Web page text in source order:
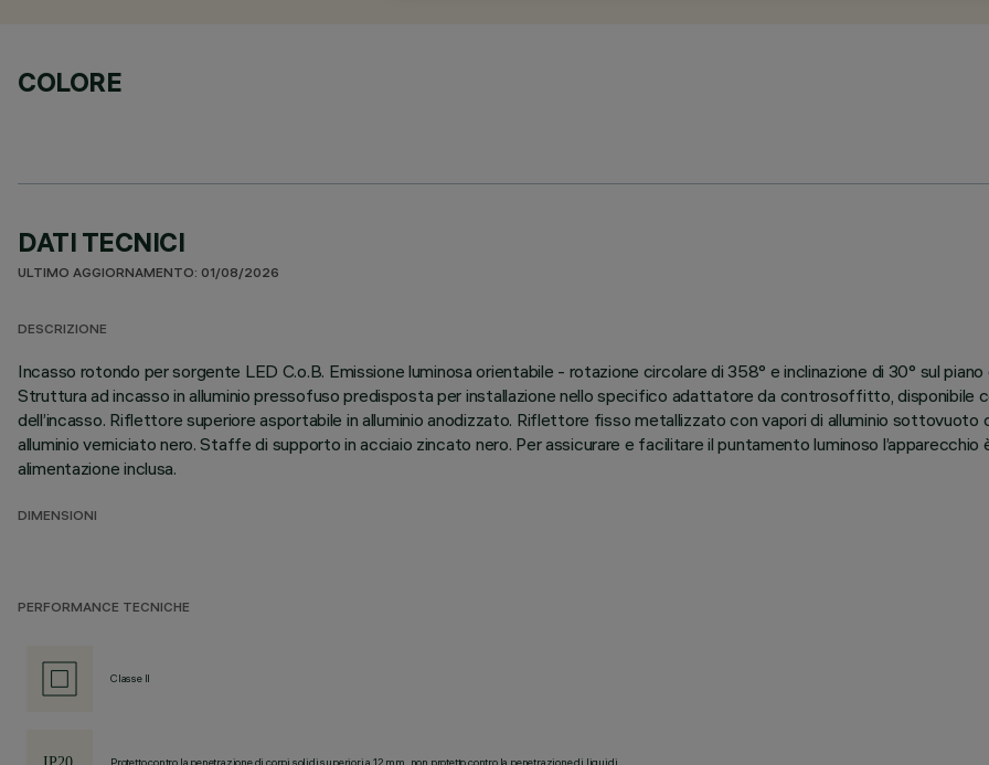
COLORE
DATI TECNICI
ULTIMO AGGIORNAMENTO: 01/08/2026
DESCRIZIONE
Incasso rotondo per sorgente LED C.o.B. Emissione luminosa orientabile - rotazione circolare di 358° e inclinazione di 30° sul
Struttura ad incasso in alluminio pressofuso predisposta per installazione nello specifico adattatore da controsoffitto, disponibile
dell’incasso. Riflettore superiore asportabile in alluminio anodizzato. Riflettore fisso metallizzato con vapori di alluminio
alluminio verniciato nero. Staffe di supporto in acciaio zincato nero. Per assicurare e facilitare il puntamento luminoso
alimentazione inclusa.
DIMENSIONI
PERFORMANCE TECNICHE
Classe II